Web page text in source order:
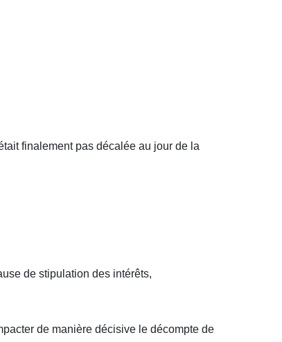
finalement pas décalée au jour de la
de stipulation des intérêts,
de manière décisive le décompte de